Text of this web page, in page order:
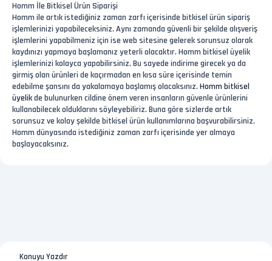
Homm İle Bitkisel Ürün Siparişi
Homm ile artık istediğiniz zaman zarfı içerisinde bitkisel ürün sipariş
işlemlerinizi yapabileceksiniz. Aynı zamanda güvenli bir şekilde alışveriş
işlemlerini yapabilmeniz için ise web sitesine gelerek sorunsuz olarak
kaydınızı yapmaya başlamanız yeterli olacaktır. Homm bitkisel üyelik
işlemlerinizi kolayca yapabilirsiniz. Bu sayede indirime girecek ya da
girmiş olan ürünleri de kaçırmadan en kısa süre içerisinde temin
edebilme şansını da yakalamaya başlamış olacaksınız. Homm bitkisel
üyelikde bulunurken cildine önem veren insanların güvenle ürünlerini
kullanabilecek olduklarını söyleyebiliriz. Buna göre sizlerde artık
sorunsuz ve kolay şekilde bitkisel ürün kullanımlarına başvurabilirsiniz.
Homm dünyasında istediğiniz zaman zarfı içerisinde yer almaya
başlayacaksınız.
Konuyu Yazdır